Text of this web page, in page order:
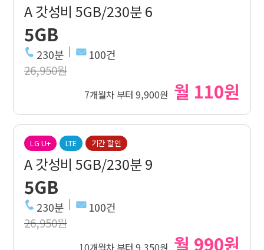
A 갓성비 5GB/230분 6
5GB
230분 100건
26,950원
7개월차 부터 9,900원 월 110원
LG U+ LTE 기간 할인
A 갓성비 5GB/230분 9
5GB
230분 100건
26,950원
10개월차 부터 9,350원 월 990원